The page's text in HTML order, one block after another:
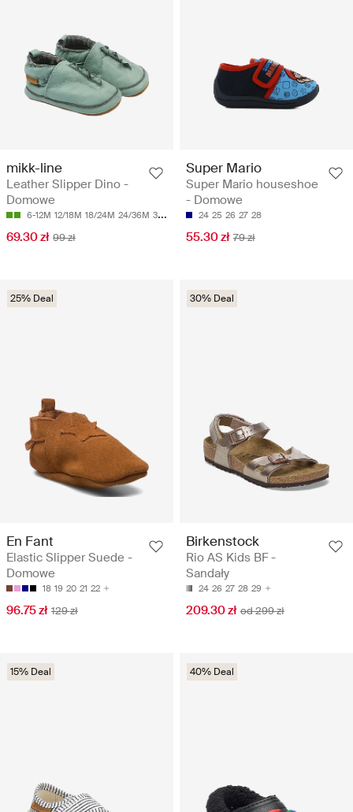
mikk-line
Leather Slipper Dino -
Domowe
6-12M 12/18M 18/24M 24/36M 36/48M
69.30 zł 99 zł
Super Mario
Super Mario houseshoe
- Domowe
24 25 26 27 28
55.30 zł 79 zł
25% Deal
En Fant
Elastic Slipper Suede -
Domowe
18 19 20 21 22
96.75 zł 129 zł
30% Deal
Birkenstock
Rio AS Kids BF -
Sandały
24 26 27 28 29
209.30 zł od 299 zł
15% Deal 40% Deal